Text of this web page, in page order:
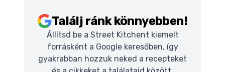
Találj ránk könnyebben!
Állítsd be a Street Kitchent kiemelt
forrásként a Google keresőben, így
gyakrabban hozzuk neked a recepteket